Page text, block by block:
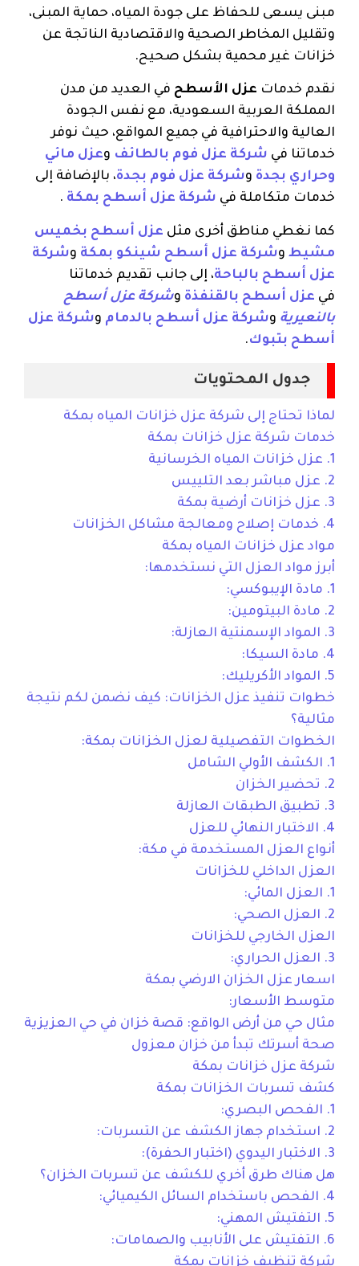
مبنى يسعى للحفاظ على جودة المياه، حماية المبنى،
وتقليل المخاطر الصحية والاقتصادية الناتجة عن
خزانات غير محمية بشكل صحيح.
نقدم خدمات عزل الأسطح في العديد من مدن
المملكة العربية السعودية، مع نفس الجودة
العالية والاحترافية في جميع المواقع، حيث نوفر
خدماتنا في شركة عزل فوم بالطائف وعزل مائي
وحراري بجدة وشركة عزل فوم بجدة، بالإضافة إلى
خدمات متكاملة في شركة عزل أسطح بمكة .
كما نغطي مناطق أخرى مثل عزل أسطح بخميس
مشيط وشركة عزل أسطح شينكو بمكة وشركة
عزل أسطح بالباحة، إلى جانب تقديم خدماتنا
في عزل أسطح بالقنفذة وشركة عزل أسطح
بالنعيرية وشركة عزل أسطح بالدمام وشركة عزل
أسطح بتبوك.
جدول المحتويات
لماذا تحتاج إلى شركة عزل خزانات المياه بمكة
خدمات شركة عزل خزانات بمكة
1. عزل خزانات المياه الخرسانية
2. عزل مباشر بعد التلييس
3. عزل خزانات أرضية بمكة
4. خدمات إصلاح ومعالجة مشاكل الخزانات
مواد عزل خزانات المياه بمكة
أبرز مواد العزل التي نستخدمها:
1. مادة الإيبوكسي:
2. مادة البيتومين:
3. المواد الإسمنتية العازلة:
4. مادة السيكا:
5. المواد الأكريليك:
خطوات تنفيذ عزل الخزانات: كيف نضمن لكم نتيجة
مثالية؟
الخطوات التفصيلية لعزل الخزانات بمكة:
1. الكشف الأولي الشامل
2. تحضير الخزان
3. تطبيق الطبقات العازلة
4. الاختبار النهائي للعزل
أنواع العزل المستخدمة في مكة:
العزل الداخلي للخزانات
1. العزل المائي:
2. العزل الصحي:
العزل الخارجي للخزانات
3. العزل الحراري:
اسعار عزل الخزان الارضي بمكة
متوسط الأسعار:
مثال حي من أرض الواقع: قصة خزان في حي العزيزية
صحة أسرتك تبدأ من خزان معزول
شركة عزل خزانات بمكة
كشف تسربات الخزانات بمكة
1. الفحص البصري:
2. استخدام جهاز الكشف عن التسربات:
3. الاختبار اليدوي (اختبار الحفرة):
هل هناك طرق أخري للكشف عن تسربات الخزان؟
4. الفحص باستخدام السائل الكيميائي:
5. التفتيش المهني:
6. التفتيش على الأنابيب والصمامات:
شركة تنظيف خزانات بمكة